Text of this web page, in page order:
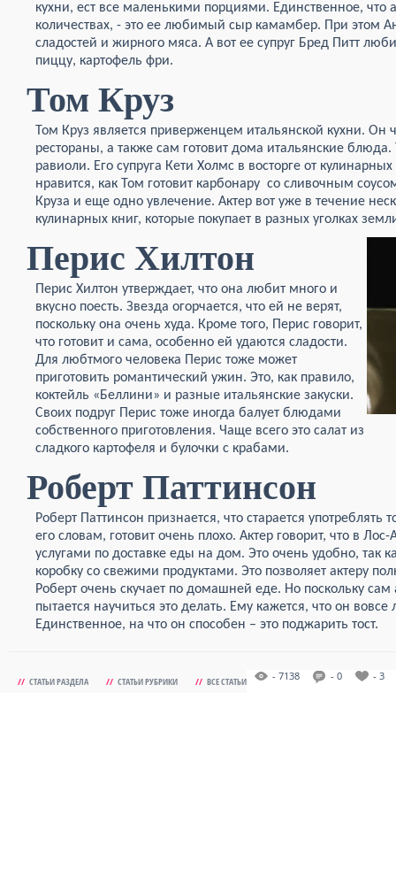
кухни, ест все маленькими порциями. Единственное, что
количествах, - это ее любимый сыр камамбер. При этом
сладостей и жирного мяса. А вот ее супруг Бред Питт
пиццу, картофель фри.
Том Круз
Том Круз является приверженцем итальянской кухни. Он
рестораны, а также сам готовит дома итальянские
равиоли. Его супруга Кети Холмс в восторге от
нравится, как Том готовит карбонару со сливочным
Круза и еще одно увлечение. Актер вот уже в течение
кулинарных книг, которые покупает в разных уголках
Перис Хилтон
Перис Хилтон утверждает, что она любит много и
вкусно поесть. Звезда огорчается, что ей не верят,
поскольку она очень худа. Кроме того, Перис говорит,
что готовит и сама, особенно ей удаются сладости.
Для любтмого человека Перис тоже может
приготовить романтический ужин. Это, как правило,
коктейль «Беллини» и разные итальянские закуски.
Своих подруг Перис тоже иногда балует блюдами
собственного приготовления. Чаще всего это салат из
сладкого картофеля и булочки с крабами.
Роберт Паттинсон
Роберт Паттинсон признается, что старается
его словам, готовит очень плохо. Актер говорит, что в
услугами по доставке еды на дом. Это очень удобно, так
коробку со свежими продуктами. Это позволяет актеру
Роберт очень скучает по домашней еде. Но поскольку сам
пытается научиться это делать. Ему кажется, что он
Единственное, на что он способен – это поджарить тост.
// СТАТЬИ РАЗДЕЛА // СТАТЬИ РУБРИКИ // ВСЕ СТАТЬИ - 7138 - 0 - 3